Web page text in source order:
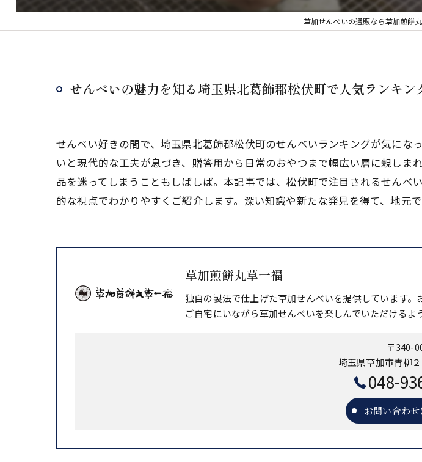
草加せんべいの通販なら草加煎餅
せんべいの魅力を知る埼玉県北葛飾郡松伏町で人気ランキン
せんべい好きの間で、埼玉県北葛飾郡松伏町のせんべいランキングが気に
いと現代的な工夫が息づき、贈答用から日常のおやつまで幅広い層に親し
品を迷ってしまうこともしばしば。本記事では、松伏町で注目されるせん
的な視点でわかりやすくご紹介します。深い知識や新たな発見を得て、地元
草加煎餅丸草一福
独自の製法で仕上げた草加せんべいを提供しています。
ご自宅にいながら草加せんべいを楽しんでいただけるよ
〒340-
埼玉県草加市青柳
048-
お問い合わ